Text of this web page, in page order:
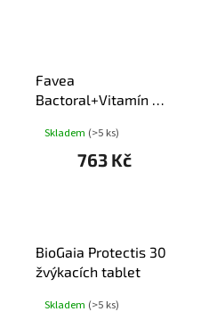
Favea
Bactoral+Vitamín D
Skladem (>5 ks)
763 Kč
BioGaia Protectis 30
žvýkacích tablet
Skladem (>5 ks)